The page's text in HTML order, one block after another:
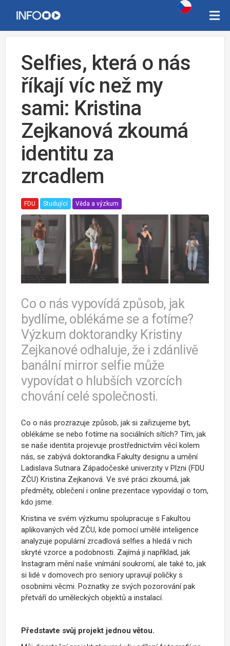
Selfies, která o nás
říkají víc než my
sami: Kristina
Zejkanová zkoumá
identitu za
zrcadlem
FDU Studující Věda a výzkum
Co o nás vypovídá způsob, jak
bydlíme, oblékáme se a fotíme?
Výzkum doktorandky Kristiny
Zejkanové odhaluje, že i zdánlivě
banální mirror selfie může
vypovídat o hlubších vzorcích
chování celé společnosti.
Co o nás prozrazuje způsob, jak si zařizujeme byt,
oblékáme se nebo fotíme na sociálních sítích? Tím, jak
se naše identita projevuje prostřednictvím věcí kolem
nás, se zabývá doktorandka Fakulty designu a umění
Ladislava Sutnara Západočeské univerzity v Plzni (FDU
ZČU) Kristina Zejkanová. Ve své práci zkoumá, jak
předměty, oblečení i online prezentace vypovídají o tom,
kdo jsme.
Kristina ve svém výzkumu spolupracuje s Fakultou
aplikovaných věd ZČU, kde pomocí umělé inteligence
analyzuje populární zrcadlová selfies a hledá v nich
skryté vzorce a podobnosti. Zajímá ji například, jak
Instagram mění naše vnímání soukromí, ale také to, jak
si lidé v domovech pro seniory upravují poličky s
osobními věcmi. Poznatky ze svých pozorování pak
přetváří do uměleckých objektů a instalací.
Představte svůj projekt jednou větou.